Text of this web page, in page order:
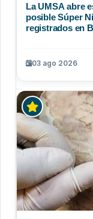
La UMSA abre
posible Súper
registrados en
03 ago 2026